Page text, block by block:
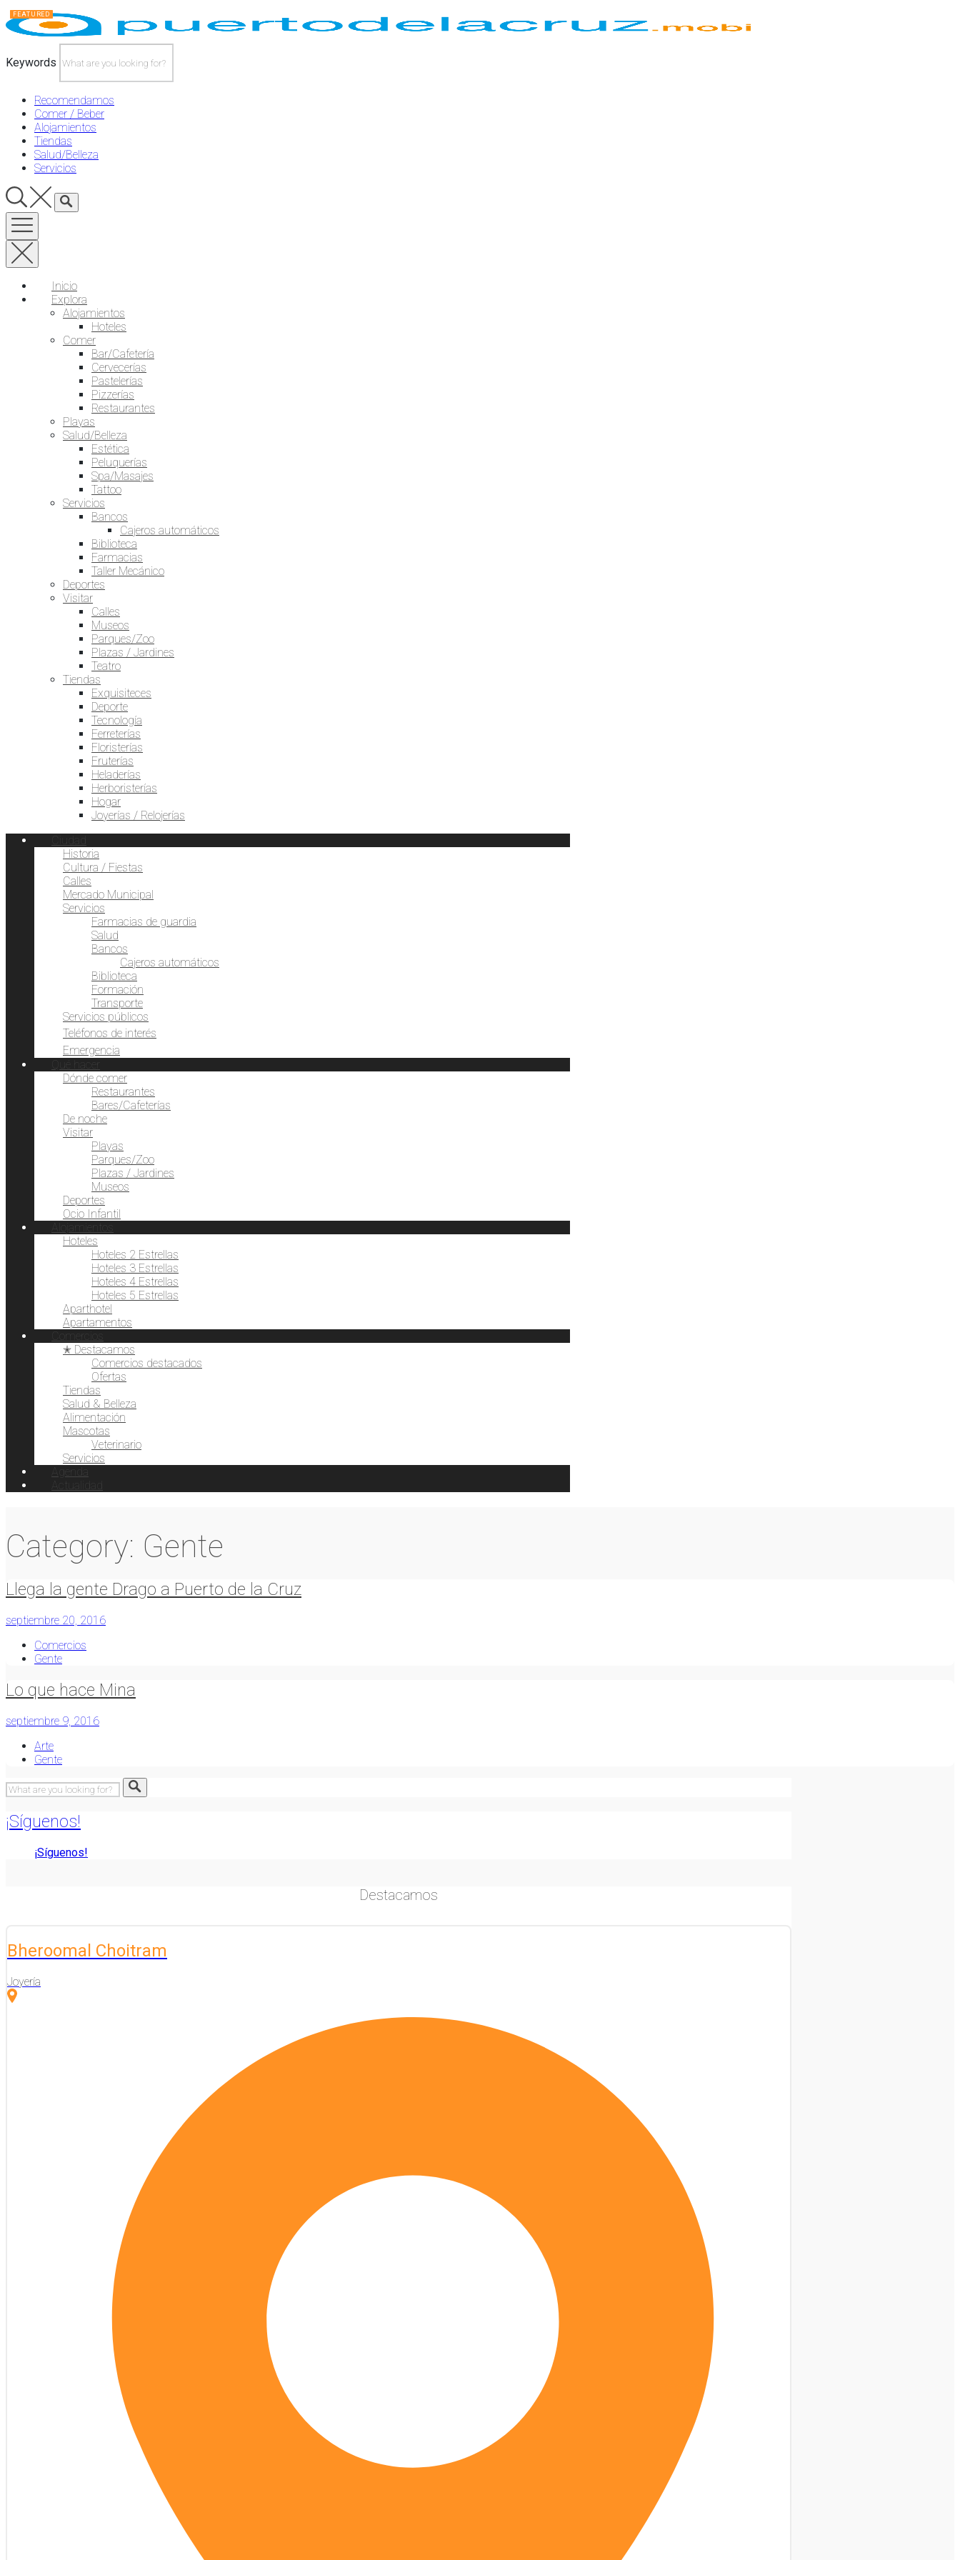
Skip
to
content
Keywords
Recomendamos
Comer / Beber
Alojamientos
Tiendas
Salud/Belleza
Servicios
Inicio
Explora
Alojamientos
Hoteles
Comer
Bar/Cafetería
Cervecerías
Pastelerías
Pizzerías
Restaurantes
Playas
Salud/Belleza
Estética
Peluquerías
Spa/Masajes
Tattoo
Servicios
Bancos
Cajeros automáticos
Biblioteca
Farmacias
Taller Mecánico
Deportes
Visitar
Calles
Museos
Parques/Zoo
Plazas / Jardines
Teatro
Tiendas
Exquisiteces
Deporte
Tecnología
Ferreterías
Floristerías
Fruterías
Heladerías
Herboristerías
Hogar
Joyerías / Relojerías
Ciudad
Historia
Cultura / Fiestas
Calles
Mercado Municipal
Servicios
Farmacias de guardia
Salud
Bancos
Cajeros automáticos
Biblioteca
Formación
Transporte
Servicios públicos
Teléfonos de interés
Emergencia
Qué hacer
Dónde comer
Restaurantes
Bares/Cafeterías
De noche
Visitar
Playas
Parques/Zoo
Plazas / Jardines
Museos
Deportes
Ocio Infantil
Alojamientos
Hoteles
Hoteles 2 Estrellas
Hoteles 3 Estrellas
Hoteles 4 Estrellas
Hoteles 5 Estrellas
Aparthotel
Apartamentos
Comercios
✭ Destacamos
Comercios destacados
Ofertas
Tiendas
Salud & Belleza
Alimentación
Mascotas
Veterinario
Servicios
Agenda
Actualidad
Category: Gente
Llega la gente Drago a Puerto de la Cruz
septiembre 20, 2016
Comercios
Gente
Lo que hace Mina
septiembre 9, 2016
Arte
Gente
¡Síguenos!
¡Síguenos!
Destacamos
FEATURED
Bheroomal Choitram
Joyería
FEATURED
FEATURED
FEATURED
FEATURED